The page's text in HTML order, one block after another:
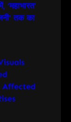
‘महाभारत’
तक का
Affected